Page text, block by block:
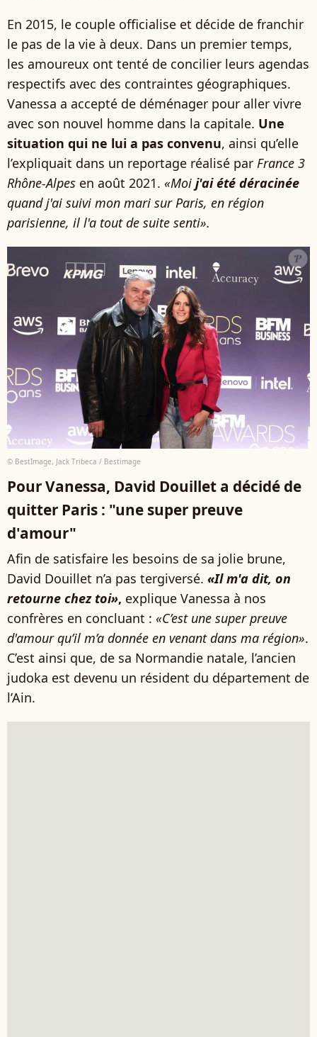
En 2015, le couple officialise et décide de franchir
le pas de la vie à deux. Dans un premier temps,
les amoureux ont tenté de concilier leurs agendas
respectifs avec des contraintes géographiques.
Vanessa a accepté de déménager pour aller vivre
avec son nouvel homme dans la capitale. Une
situation qui ne lui a pas convenu, ainsi qu’elle
l’expliquait dans un reportage réalisé par France 3
Rhône-Alpes en août 2021. «Moi j'ai été déracinée
quand j'ai suivi mon mari sur Paris, en région
parisienne, il l'a tout de suite senti».
© BestImage, Jack Tribeca / Bestimage
Pour Vanessa, David Douillet a décidé de
quitter Paris : "une super preuve
d'amour"
Afin de satisfaire les besoins de sa jolie brune,
David Douillet n’a pas tergiversé. «Il m'a dit, on
retourne chez toi», explique Vanessa à nos
confrères en concluant : «C’est une super preuve
d'amour qu’il m’a donnée en venant dans ma région».
C’est ainsi que, de sa Normandie natale, l’ancien
judoka est devenu un résident du département de
l’Ain.